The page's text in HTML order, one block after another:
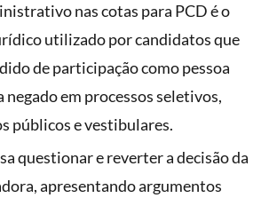
nas cotas para PCD é o
utilizado por candidatos que
de participação como pessoa
negado em processos seletivos,
públicos e vestibulares.
questionar e reverter a decisão da
apresentando argumentos